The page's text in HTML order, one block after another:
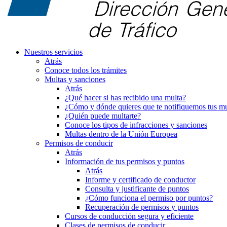
Nuestros servicios
Atrás
Conoce todos los trámites
Multas y sanciones
Atrás
¿Qué hacer si has recibido una multa?
¿Cómo y dónde quieres que te notifiquemos tus
¿Quién puede multarte?
Conoce los tipos de infracciones y sanciones
Multas dentro de la Unión Europea
Permisos de conducir
Atrás
Información de tus permisos y puntos
Atrás
Informe y certificado de conductor
Consulta y justificante de puntos
¿Cómo funciona el permiso por puntos?
Recuperación de permisos y puntos
Cursos de conducción segura y eficiente